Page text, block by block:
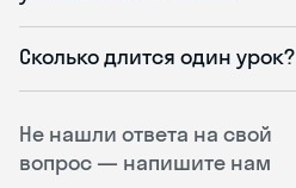
Не нашли ответа на свой
вопрос — напишите нам
Сколько длится один урок?